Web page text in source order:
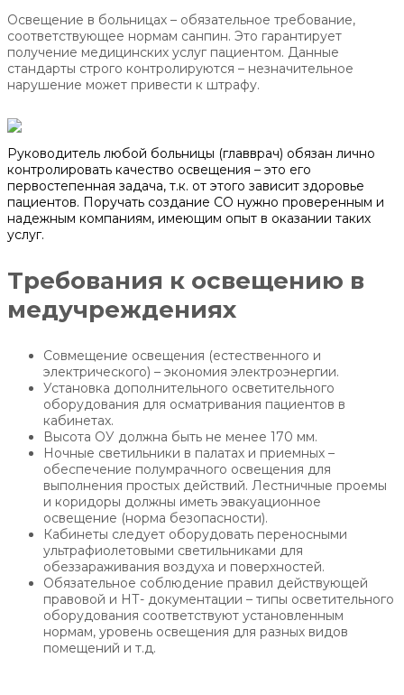
Освещение в больницах – обязательное требование,
соответствующее нормам санпин. Это гарантирует
получение медицинских услуг пациентом. Данные
стандарты строго контролируются – незначительное
нарушение может привести к штрафу.
Руководитель любой больницы (главврач) обязан лично
контролировать качество освещения – это его
первостепенная задача, т.к. от этого зависит здоровье
пациентов. Поручать создание СО нужно проверенным и
надежным компаниям, имеющим опыт в оказании таких
услуг.
Требования к освещению в
медучреждениях
Совмещение освещения (естественного и
электрического) – экономия электроэнергии.
Установка дополнительного осветительного
оборудования для осматривания пациентов в
кабинетах.
Высота ОУ должна быть не менее 170 мм.
Ночные светильники в палатах и приемных –
обеспечение полумрачного освещения для
выполнения простых действий. Лестничные проемы
и коридоры должны иметь эвакуационное
освещение (норма безопасности).
Кабинеты следует оборудовать переносными
ультрафиолетовыми светильниками для
обеззараживания воздуха и поверхностей.
Обязательное соблюдение правил действующей
правовой и НТ- документации – типы осветительного
оборудования соответствуют установленным
нормам, уровень освещения для разных видов
помещений и т.д.